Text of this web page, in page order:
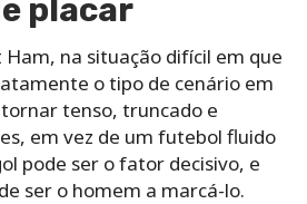
placar
na situação difícil em que
o tipo de cenário em
tenso, truncado e
em vez de um futebol fluido
pode ser o fator decisivo, e
ser o homem a marcá-lo.